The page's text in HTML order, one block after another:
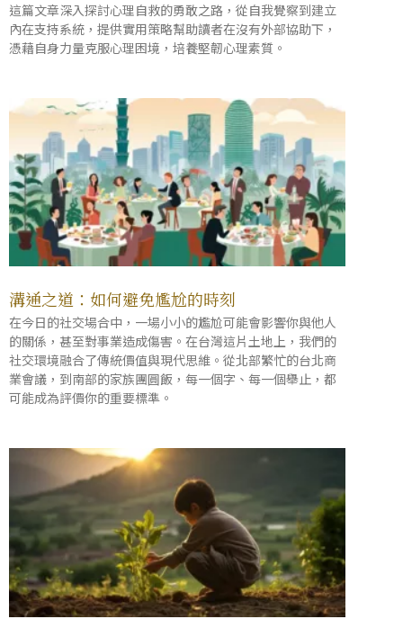
這篇文章深入探討心理自救的勇敢之路，從自我覺察到建立
內在支持系統，提供實用策略幫助讀者在沒有外部協助下，
憑藉自身力量克服心理困境，培養堅韌心理素質。
溝通之道：如何避免尷尬的時刻
在今日的社交場合中，一場小小的尷尬可能會影響你與他人
的關係，甚至對事業造成傷害。在台灣這片土地上，我們的
社交環境融合了傳統價值與現代思維。從北部繁忙的台北商
業會議，到南部的家族團圓飯，每一個字、每一個舉止，都
可能成為評價你的重要標準。